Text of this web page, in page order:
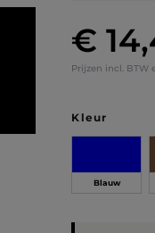
Normale
€
Prijzen incl. BTW
Selecteer
Kleur
Blauw